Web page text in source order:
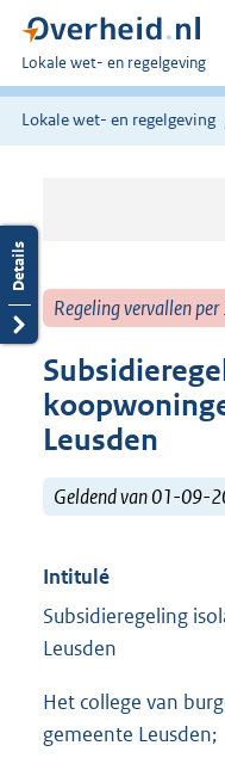
U
bent
hier:
Lokale wet- en regelgeving
Lokale wet- en regelgeving
Regeling vervallen
Leusden
Geldend van 01-
Intitulé
Subsidieregeling
Leusden
Het college van
gemeente Leusden;